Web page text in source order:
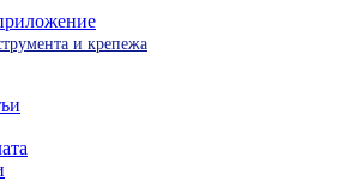
и крепежа